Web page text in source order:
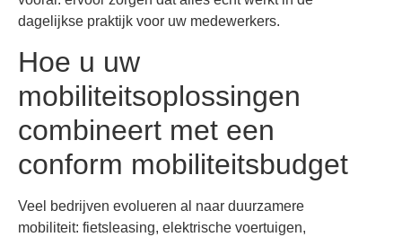
dagelijkse praktijk voor uw medewerkers.
Hoe u uw
mobiliteitsoplossingen
combineert met een
conform mobiliteitsbudget
Veel bedrijven evolueren al naar duurzamere
mobiliteit: fietsleasing, elektrische voertuigen,